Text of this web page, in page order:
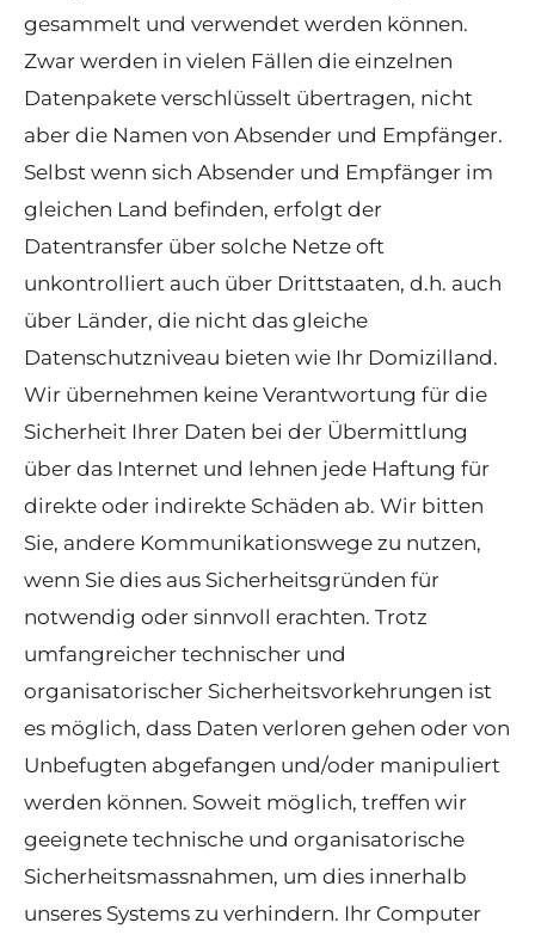
gesammelt und verwendet werden können.
Zwar werden in vielen Fällen die einzelnen
Datenpakete verschlüsselt übertragen, nicht
aber die Namen von Absender und Empfänger.
Selbst wenn sich Absender und Empfänger im
gleichen Land befinden, erfolgt der
Datentransfer über solche Netze oft
unkontrolliert auch über Drittstaaten, d.h. auch
über Länder, die nicht das gleiche
Datenschutzniveau bieten wie Ihr Domizilland.
Wir übernehmen keine Verantwortung für die
Sicherheit Ihrer Daten bei der Übermittlung
über das Internet und lehnen jede Haftung für
direkte oder indirekte Schäden ab. Wir bitten
Sie, andere Kommunikationswege zu nutzen,
wenn Sie dies aus Sicherheitsgründen für
notwendig oder sinnvoll erachten. Trotz
umfangreicher technischer und
organisatorischer Sicherheitsvorkehrungen ist
es möglich, dass Daten verloren gehen oder von
Unbefugten abgefangen und/oder manipuliert
werden können. Soweit möglich, treffen wir
geeignete technische und organisatorische
Sicherheitsmassnahmen, um dies innerhalb
unseres Systems zu verhindern. Ihr Computer